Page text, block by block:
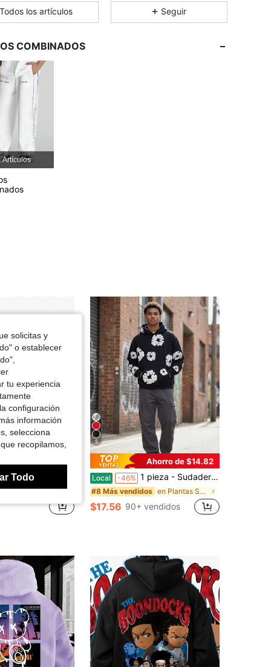
4.84 1.8K 36K
4.84
4.84
4.84
Todos los artículos Seguir
COMBINADOS
Artículos
con capucha de peso pesado de 350g, con un ajuste suelto adecuado para viajes al aire libre, jersey para hombre de otoño e invierno, regalo ideal para vacaciones de ocio
5
Ahorro de $14.82
Local -46% 1 pieza - Sudadera suelta con estampado de espuma de marca de moda Y2K, ropa de calle hip-hop, jersey casual unisex - 280g puro y pesado 100% poliéster
#8 Más vendidos en Plantas Sudaderas con capucha para hombre
$17.56 90+ vendidos
solicitas y
o establecer
tu experiencia
configuración
información
selecciona
recopilamos,
Todo